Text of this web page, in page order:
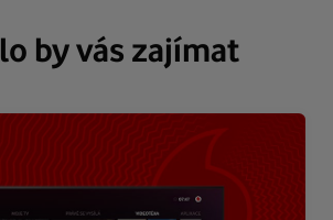
by vás zajímat